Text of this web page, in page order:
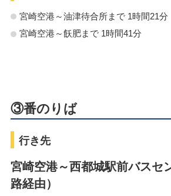
宮崎空港～油津待合所まで 1時間21分
宮崎空港～飫肥まで 1時間41分
③番のりば
行き先
宮崎空港～西都城駅前バスセ
路経由）